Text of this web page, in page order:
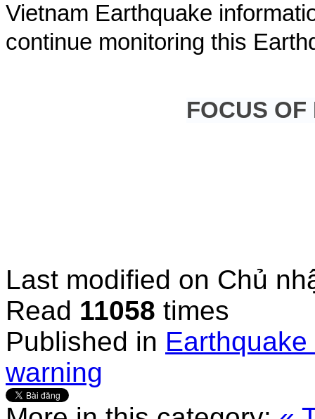
Vietnam Earthquake
continue monitoring this
FOCUS
Last modified on Chủ
Read 11058 times
Published in
warning